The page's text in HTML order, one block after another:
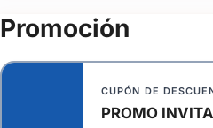
Promoción
CUPÓN DE
PROMO